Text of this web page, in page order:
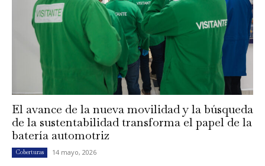
El avance de la nueva movilidad y la búsqueda
de la sustentabilidad transforma el papel de la
batería automotriz
Coberturas 14 mayo, 2026